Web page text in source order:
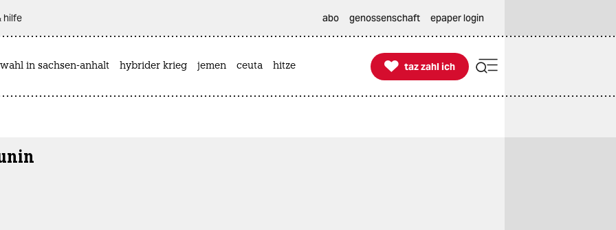
hilfe abo genossenschaft epaper login
in sachsen-anhalt hybrider krieg jemen ceuta hitze 
taz zahl ich
taz zahl ich